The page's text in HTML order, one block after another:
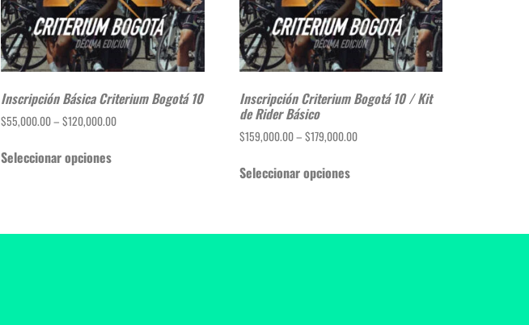
Inscripción Básica Criterium Bogotá 10
$55,000.00– $120,000.00
Seleccionar opciones
Inscripción Criterium Bogotá 10 / Kit
de Rider Básico
$159,000.00– $179,000.00
Seleccionar opciones